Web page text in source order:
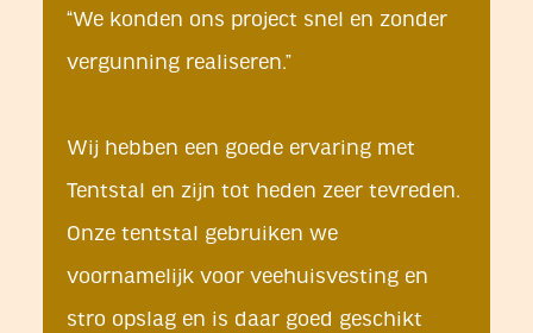
“We konden ons project snel en zonder
vergunning realiseren.”
Wij hebben een goede ervaring met
Tentstal en zijn tot heden zeer tevreden.
Onze tentstal gebruiken we
voornamelijk voor veehuisvesting en
stro opslag en is daar goed geschikt